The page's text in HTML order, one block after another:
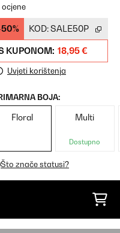
ocjene
KOD:SALE50P
KUPONOM: 18,95 €
Uvjeti korištenja
BOJA:
Floral Multi
Dostupno
Što znače statusi?